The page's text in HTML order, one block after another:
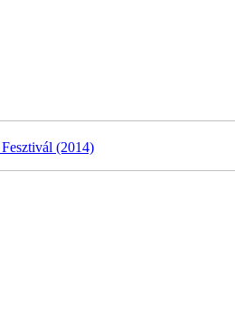
(2014)